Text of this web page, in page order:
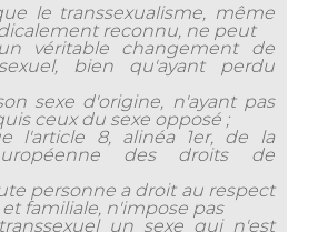
le transsexualisme, même
reconnu, ne peut
véritable changement de
bien qu'ayant perdu
sexe d'origine, n'ayant pas
ceux du sexe opposé ;
l'article 8, alinéa 1er, de la
des droits de
personne a droit au respect
familiale, n'impose pas
un sexe qui n'est